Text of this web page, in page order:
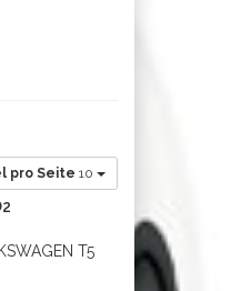
pro Seite 10
T5